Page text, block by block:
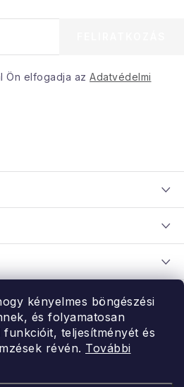
kényelmes böngészési
és folyamatosan
teljesítményét és
révén. További
Ön elfogadja az Adatvédelmi